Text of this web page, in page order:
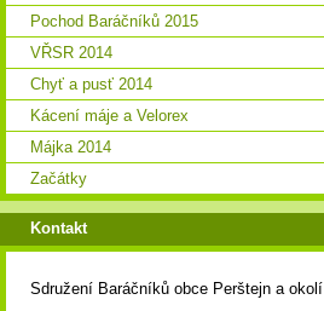
Pochod Baráčníků 2015
VŘSR 2014
Chyť a pusť 2014
Kácení máje a Velorex
Májka 2014
Začátky
Kontakt
Sdružení Baráčníků obce Perštejn a okolí